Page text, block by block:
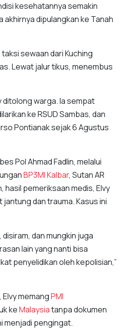
kesehatannya semakin
akhirnya dipulangkan ke Tanah
sewaan dari Kuching
Lewat jalur tikus, menembus
ditolong warga. Ia sempat
ke RSUD Sambas, dan
Pontianak sejak 6 Agustus
Pol Ahmad Fadlin, melalui
BP3MI Kalbar, Sutan AR
hasil pemeriksaan medis, Elvy
dan trauma. Kasus ini
dan mungkin juga
lain yang nanti bisa
penyelidikan oleh kepolisian,”
memangPMI
keMalaysiatanpa dokumen
menjadi pengingat.